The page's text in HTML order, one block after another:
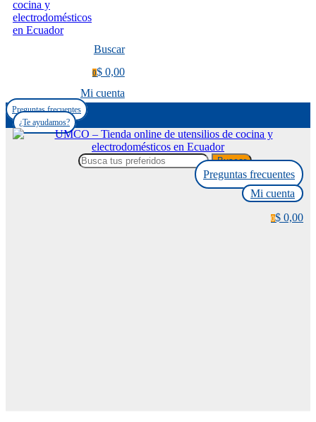
Buscar
0$ 0,00
Mi cuenta
Preguntas frecuentes
¿Te ayudamos?
Buscar
Preguntas frecuentes
Mi cuenta
0$ 0,00